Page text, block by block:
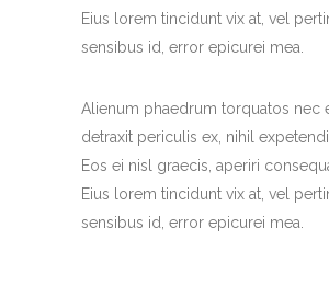
Eius lorem tincidunt vix at, vel
sensibus id, error epicurei mea.
Alienum phaedrum torquatos nec
detraxit periculis ex, nihil
Eos ei nisl graecis, aperiri
Eius lorem tincidunt vix at, vel
sensibus id, error epicurei mea.